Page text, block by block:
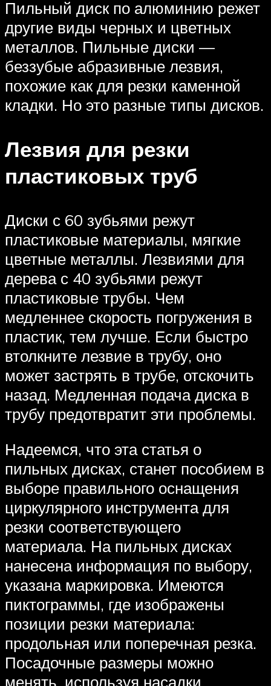
Пильный диск по алюминию режет
другие виды черных и цветных
металлов. Пильные диски —
беззубые абразивные лезвия,
похожие как для резки каменной
кладки. Но это разные типы дисков.
Лезвия для резки
пластиковых труб
Диски с 60 зубьями режут
пластиковые материалы, мягкие
цветные металлы. Лезвиями для
дерева с 40 зубьями режут
пластиковые трубы. Чем
медленнее скорость погружения в
пластик, тем лучше. Если быстро
втолкните лезвие в трубу, оно
может застрять в трубе, отскочить
назад. Медленная подача диска в
трубу предотвратит эти проблемы.
Надеемся, что эта статья о
пильных дисках, станет пособием в
выборе правильного оснащения
циркулярного инструмента для
резки соответствующего
материала. На пильных дисках
нанесена информация по выбору,
указана маркировка. Имеются
пиктограммы, где изображены
позиции резки материала:
продольная или поперечная резка.
Посадочные размеры можно
менять, используя насадки.